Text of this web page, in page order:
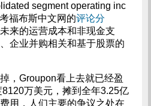
segment operating inc
福布斯中文网的评论分
来的运营成本和非现金支
企业并购相关和基于股票的
，Groupon看上去就已经盈
万美元，摊到全年3.25亿
用，人们主要的争议之处在